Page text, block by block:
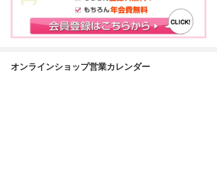
オンラインショップ営業カレンダー